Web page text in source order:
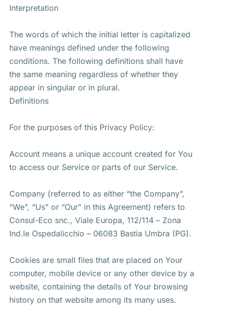
Interpretation
The words of which the initial letter is capitalized
have meanings defined under the following
conditions. The following definitions shall have
the same meaning regardless of whether they
appear in singular or in plural.
Definitions
For the purposes of this Privacy Policy:
Account means a unique account created for You
to access our Service or parts of our Service.
Company (referred to as either “the Company”,
“We”, “Us” or “Our” in this Agreement) refers to
Consul-Eco snc., Viale Europa, 112/114 – Zona
Ind.le Ospedalicchio – 06083 Bastia Umbra (PG).
Cookies are small files that are placed on Your
computer, mobile device or any other device by a
website, containing the details of Your browsing
history on that website among its many uses.